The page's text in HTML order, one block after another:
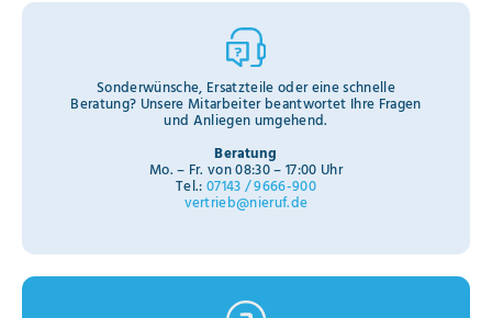
Sonderwünsche, Ersatzteile oder eine schnelle
Beratung? Unsere Mitarbeiter beantwortet Ihre Fragen
und Anliegen umgehend.
Beratung
Mo. – Fr. von 08:30 – 17:00 Uhr
Tel.:07143 / 9666-900
vertrieb@nieruf.de